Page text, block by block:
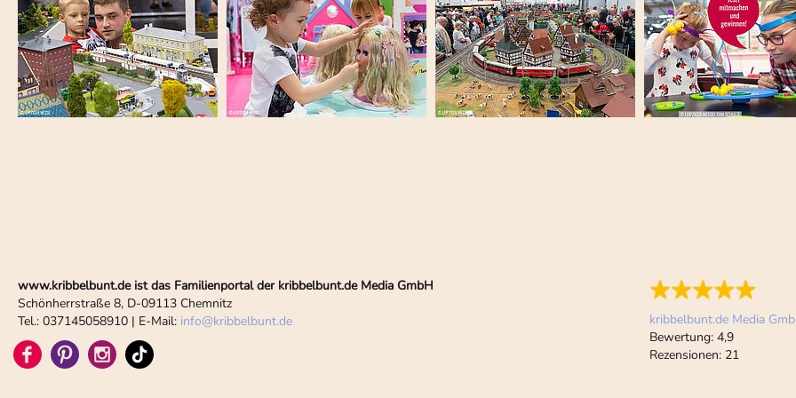
www.kribbelbunt.de ist das Familienportal der kribbelbunt.de Media GmbH
Schönherrstraße 8, D-09113 Chemnitz
Tel.: 037145058910 | E-Mail: info@kribbelbunt.de
kribbelbunt.de Media
Bewertung: 4,9
Rezensionen: 21